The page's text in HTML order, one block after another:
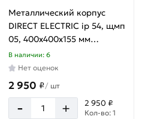
Металлический корпус
DIRECT ELECTRIC ip 54, щмп
05, 400x400x155 мм
DE16202064
В наличии: 6
Нет оценок
2 950 ₽/ шт
- + 2 950 ₽
Кол-во: 1